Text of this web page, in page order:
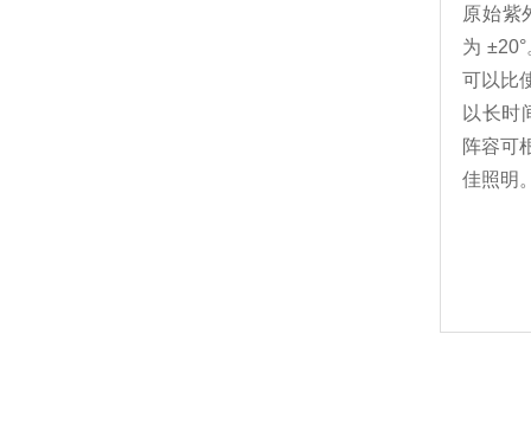
原始紫
为
可以比
以长时
阵容可
佳照明